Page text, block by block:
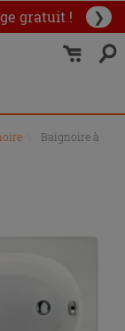
gratuit ! ❯
Baignoire à